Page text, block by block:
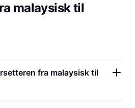
malaysisk til
fra malaysisk til